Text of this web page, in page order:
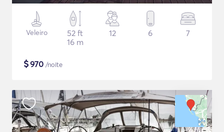
Veleiro
52 ft
16 m
12 6 7
$970 /noite